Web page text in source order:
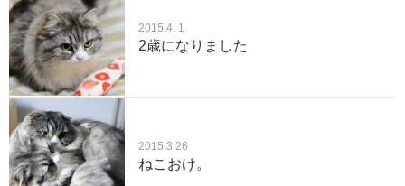
2015.4. 1
2歳になりました
2015.3.26
ねこおけ。